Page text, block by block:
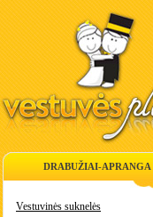
DRABUŽIAI-APRANGA
Vestuvinės suknelės